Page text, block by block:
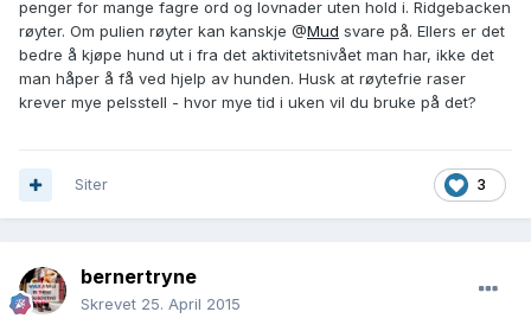
penger for mange fagre ord og lovnader uten hold i. Ridgebacken
røyter. Om pulien røyter kan kanskje @Mud svare på. Ellers er det
bedre å kjøpe hund ut i fra det aktivitetsnivået man har, ikke det
man håper å få ved hjelp av hunden. Husk at røytefrie raser
krever mye pelsstell - hvor mye tid i uken vil du bruke på det?
3
Siter
bernertryne
Skrevet 25. April 2015